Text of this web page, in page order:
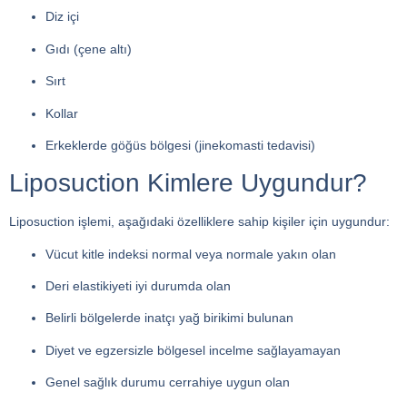
Diz içi
Gıdı (çene altı)
Sırt
Kollar
Erkeklerde göğüs bölgesi (jinekomasti tedavisi)
Liposuction Kimlere Uygundur?
Liposuction işlemi, aşağıdaki özelliklere sahip kişiler için uygundur:
Vücut kitle indeksi normal veya normale yakın olan
Deri elastikiyeti iyi durumda olan
Belirli bölgelerde inatçı yağ birikimi bulunan
Diyet ve egzersizle bölgesel incelme sağlayamayan
Genel sağlık durumu cerrahiye uygun olan